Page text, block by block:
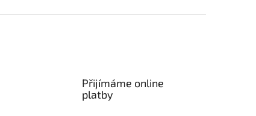
Přijímáme online
platby